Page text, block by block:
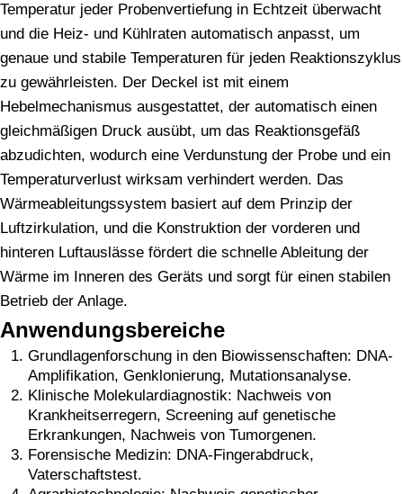
Temperatur jeder Probenvertiefung in Echtzeit überwacht
und die Heiz- und Kühlraten automatisch anpasst, um
genaue und stabile Temperaturen für jeden Reaktionszyklus
zu gewährleisten. Der Deckel ist mit einem
Hebelmechanismus ausgestattet, der automatisch einen
gleichmäßigen Druck ausübt, um das Reaktionsgefäß
abzudichten, wodurch eine Verdunstung der Probe und ein
Temperaturverlust wirksam verhindert werden. Das
Wärmeableitungssystem basiert auf dem Prinzip der
Luftzirkulation, und die Konstruktion der vorderen und
hinteren Luftauslässe fördert die schnelle Ableitung der
Wärme im Inneren des Geräts und sorgt für einen stabilen
Betrieb der Anlage.
Anwendungsbereiche
Grundlagenforschung in den Biowissenschaften: DNA-
Amplifikation, Genklonierung, Mutationsanalyse.
Klinische Molekulardiagnostik: Nachweis von
Krankheitserregern, Screening auf genetische
Erkrankungen, Nachweis von Tumorgenen.
Forensische Medizin: DNA-Fingerabdruck,
Vaterschaftstest.